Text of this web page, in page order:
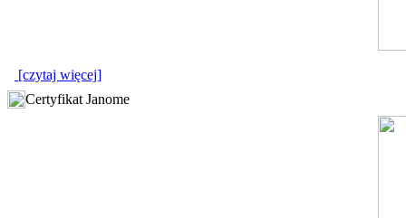
[czytaj więcej]
Certyfikat Janome